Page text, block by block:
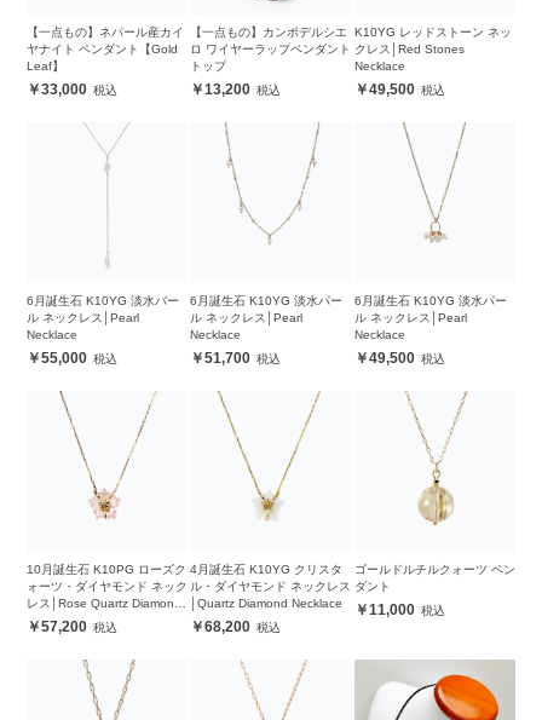
【一点もの】ネパール産カイ
ヤナイト ペンダント【Gold
Leaf】
33,000
【一点もの】カンポデルシエ
ロ ワイヤーラップペンダント
トップ
13,200
K10YG レッドストーン ネッ
クレス│Red Stones
Necklace
49,500
6月誕生石 K10YG 淡水パー
ル ネックレス│Pearl
Necklace
55,000
6月誕生石 K10YG 淡水パー
ル ネックレス│Pearl
Necklace
51,700
6月誕生石 K10YG 淡水パー
ル ネックレス│Pearl
Necklace
49,500
10月誕生石 K10PG ローズク
ォーツ・ダイヤモンド ネック
レス│Rose Quartz Diamond
Necklace
57,200
4月誕生石 K10YG クリスタ
ル・ダイヤモンド ネックレス
│Quartz Diamond Necklace
68,200
ゴールドルチルクォーツ ペン
ダント
11,000